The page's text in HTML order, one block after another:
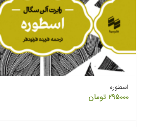
اسطوره
۲۹۵۰۰۰ تومان